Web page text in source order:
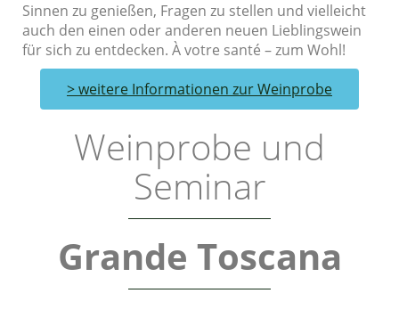
Sinnen zu genießen, Fragen zu stellen und vielleicht
auch den einen oder anderen neuen Lieblingswein
für sich zu entdecken. À votre santé – zum Wohl!
> weitere Informationen zur Weinprobe
Weinprobe und
Seminar
Grande Toscana